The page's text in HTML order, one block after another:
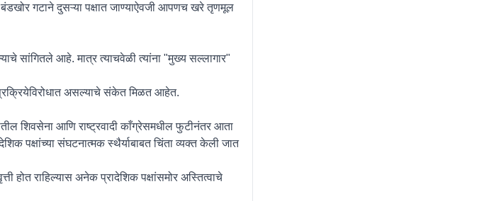
गटाने दुसऱ्या पक्षात जाण्याऐवजी आपणच खरे तृणमूल
सांगितले आहे. मात्र त्याचवेळी त्यांना "मुख्य सल्लागार"
असल्याचे संकेत मिळत आहेत.
शिवसेना आणि राष्ट्रवादी काँग्रेसमधील फुटीनंतर आता
पक्षांच्या संघटनात्मक स्थैर्याबाबत चिंता व्यक्त केली जात
होत राहिल्यास अनेक प्रादेशिक पक्षांसमोर अस्तित्वाचे